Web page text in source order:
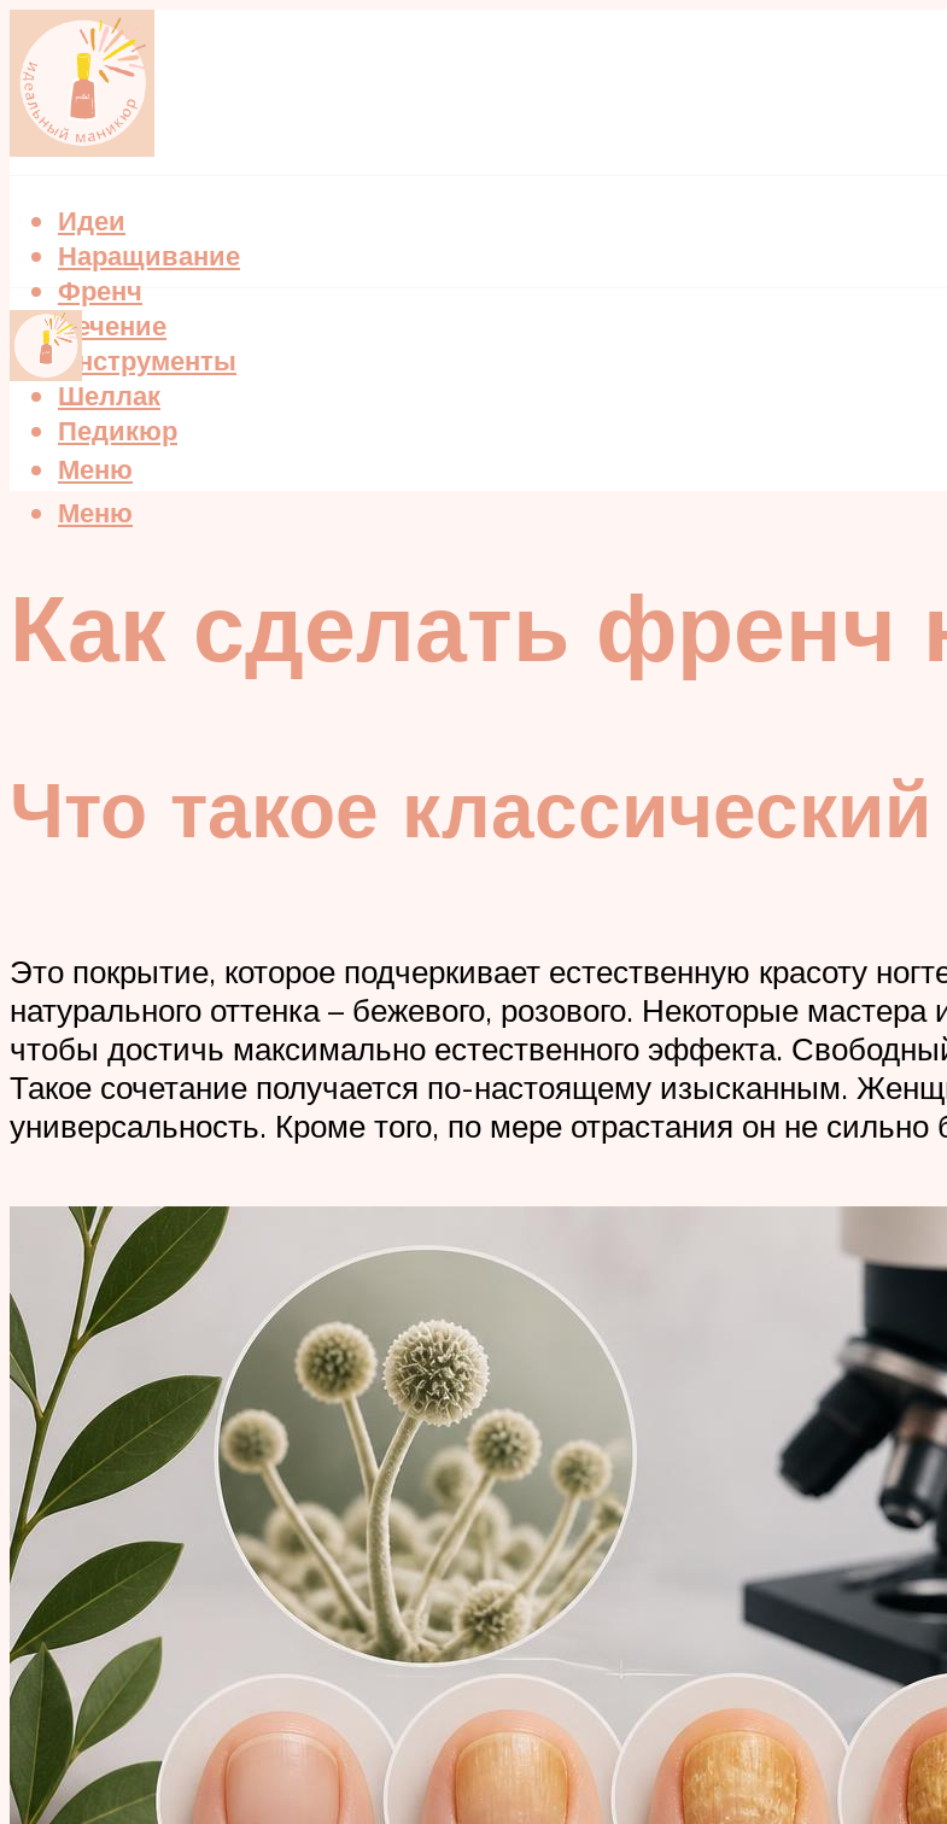
Идеи
Наращивание
Френч
Лечение
Инструменты
Шеллак
Педикюр
Меню
Меню
Как сделать френч
Что такое
Это покрытие, которое подчеркивает естественную красоту
натурального оттенка – бежевого, розового. Некоторые
чтобы достичь максимально естественного эффекта.
Такое сочетание получается по-настоящему изысканным.
универсальность. Кроме того, по мере отрастания он не сильно